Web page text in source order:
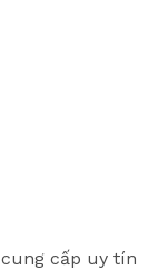
cấp uy tín